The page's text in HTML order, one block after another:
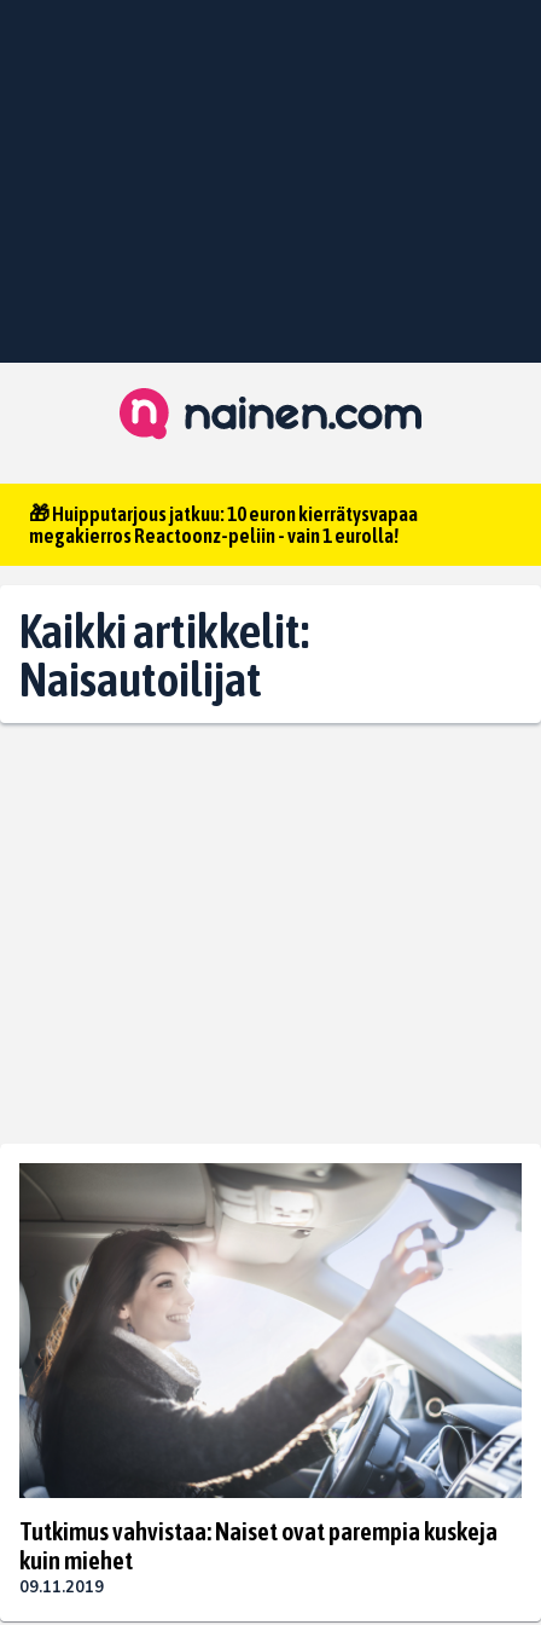
🎁 Huipputarjous jatkuu: 10 euron kierrätysvapaa
megakierros Reactoonz-peliin - vain 1 eurolla!
Kaikki artikkelit:
Naisautoilijat
Tutkimus vahvistaa: Naiset ovat parempia kuskeja
kuin miehet
09.11.2019